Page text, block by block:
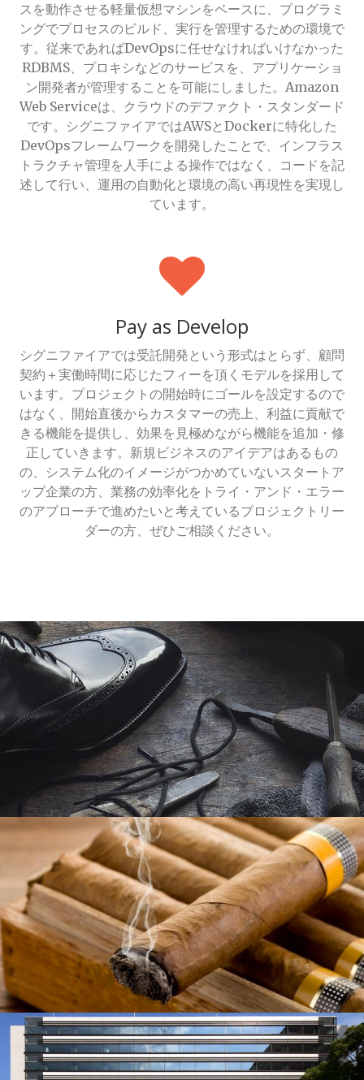
スを動作させる軽量仮想マシンをベースに、プログラミ
ングでプロセスのビルド、実行を管理するための環境で
す。従来であればDevOpsに任せなければいけなかった
RDBMS、プロキシなどのサービスを、アプリケーショ
ン開発者が管理することを可能にしました。Amazon
Web Serviceは、クラウドのデファクト・スタンダード
です。シグニファイアではAWSとDockerに特化した
DevOpsフレームワークを開発したことで、インフラス
トラクチャ管理を人手による操作ではなく、コードを記
述して行い、運用の自動化と環境の高い再現性を実現し
ています。
Pay as Develop
シグニファイアでは受託開発という形式はとらず、顧問
契約＋実働時間に応じたフィーを頂くモデルを採用して
います。プロジェクトの開始時にゴールを設定するので
はなく、開始直後からカスタマーの売上、利益に貢献で
きる機能を提供し、効果を見極めながら機能を追加・修
正していきます。新規ビジネスのアイデアはあるもの
の、システム化のイメージがつかめていないスタートア
ップ企業の方、業務の効率化をトライ・アンド・エラー
のアプローチで進めたいと考えているプロジェクトリー
ダーの方、ぜひご相談ください。